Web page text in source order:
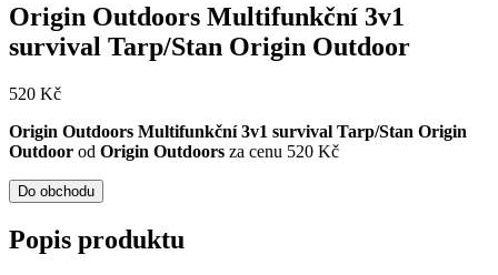
Origin Outdoors Multifunkční 3v1
survival Tarp/Stan Origin Outdoor
520 Kč
Origin Outdoors Multifunkční 3v1 survival Tarp/Stan Origin
Outdoor od Origin Outdoors za cenu 520 Kč
Do obchodu
Popis produktu